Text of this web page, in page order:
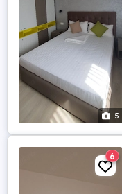
5
6